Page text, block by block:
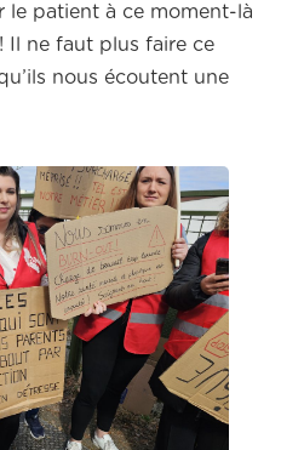
le patient à ce moment-là
Il ne faut plus faire ce
nous écoutent une